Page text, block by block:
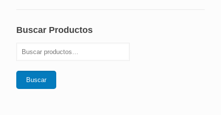
Buscar Productos
Buscar